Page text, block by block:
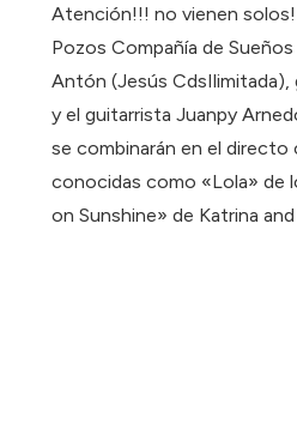
Atención!!! no vienen
Pozos Compañía de
Antón (Jesús CdsIlimitada),
y el guitarrista Juanpy
se combinarán en el directo
conocidas como «Lola» de
on Sunshine» de Katrina and